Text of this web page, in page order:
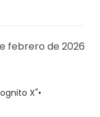
febrero de 2026
X"•